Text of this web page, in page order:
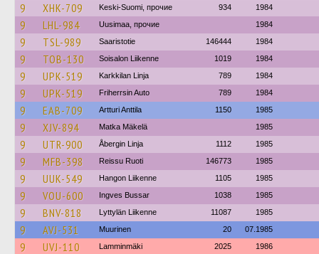
9 XHK-709 Keski-Suomi, прочие 934 1984
9 LHL-984 Uusimaa, прочие 1984
9 TSL-989 Saaristotie 146444 1984
9 TOB-130 Soisalon Liikenne 1019 1984
9 UPK-519 Karkkilan Linja 789 1984
9 UPK-519 Friherrsin Auto 789 1984
9 EAB-709 Artturi Anttila 1150 1985
9 XJV-894 Matka Mäkelä 1985
9 UTR-900 Åbergin Linja 1112 1985
9 MFB-398 Reissu Ruoti 146773 1985
9 UUK-549 Hangon Liikenne 1105 1985
9 VOU-600 Ingves Bussar 1038 1985
9 BNV-818 Lyttylän Liikenne 11087 1985
9 AVJ-531 Muurinen 20 07.1985
9 UVJ-110 Lamminmäki 2025 1986